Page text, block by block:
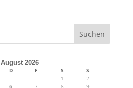
Suchen
August 2026
D F S
S
1
2
6 7 8
9